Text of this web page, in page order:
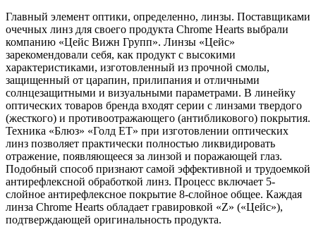
Главный элемент оптики, определенно, линзы. Поставщиками
очечных линз для своего продукта Chrome Hearts выбрали
компанию «Цейс Вижн Групп». Линзы «Цейс»
зарекомендовали себя, как продукт с высокими
характеристиками, изготовленный из прочной смолы,
защищенный от царапин, прилипания и отличными
солнцезащитными и визуальными параметрами. В линейку
оптических товаров бренда входят серии с линзами твердого
(жесткого) и противоотражающего (антибликового) покрытия.
Техника «Блюз» «Голд ЕТ» при изготовлении оптических
линз позволяет практически полностью ликвидировать
отражение, появляющееся за линзой и поражающей глаз.
Подобный способ признают самой эффективной и трудоемкой
антирефлексной обработкой линз. Процесс включает 5-
слойное антирефлексное покрытие 8-слойное общее. Каждая
линза Chrome Hearts обладает гравировкой «Z» («Цейс»),
подтверждающей оригинальность продукта.